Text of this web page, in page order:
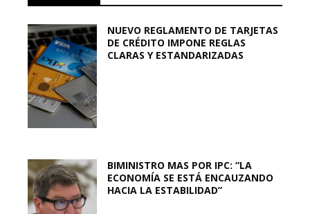
NUEVO REGLAMENTO DE TARJETAS
DE CRÉDITO IMPONE REGLAS
CLARAS Y ESTANDARIZADAS
BIMINISTRO MAS POR IPC: “LA
ECONOMÍA SE ESTÁ ENCAUZANDO
HACIA LA ESTABILIDAD”